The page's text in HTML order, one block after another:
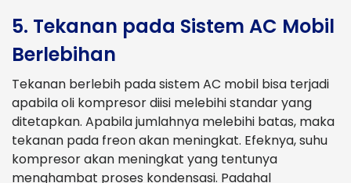
5. Tekanan pada Sistem AC Mobil
Berlebihan
Tekanan berlebih pada sistem AC mobil bisa terjadi
apabila oli kompresor diisi melebihi standar yang
ditetapkan. Apabila jumlahnya melebihi batas, maka
tekanan pada freon akan meningkat. Efeknya, suhu
kompresor akan meningkat yang tentunya
menghambat proses kondensasi. Padahal